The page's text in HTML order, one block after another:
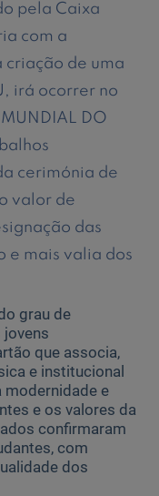
pela Caixa
com a
criação de uma
irá ocorrer no
DO
cerimónia de
valor de
das
e mais valia dos
grau de
que associa,
e institucional
modernidade e
e os valores da
confirmaram
com
dos